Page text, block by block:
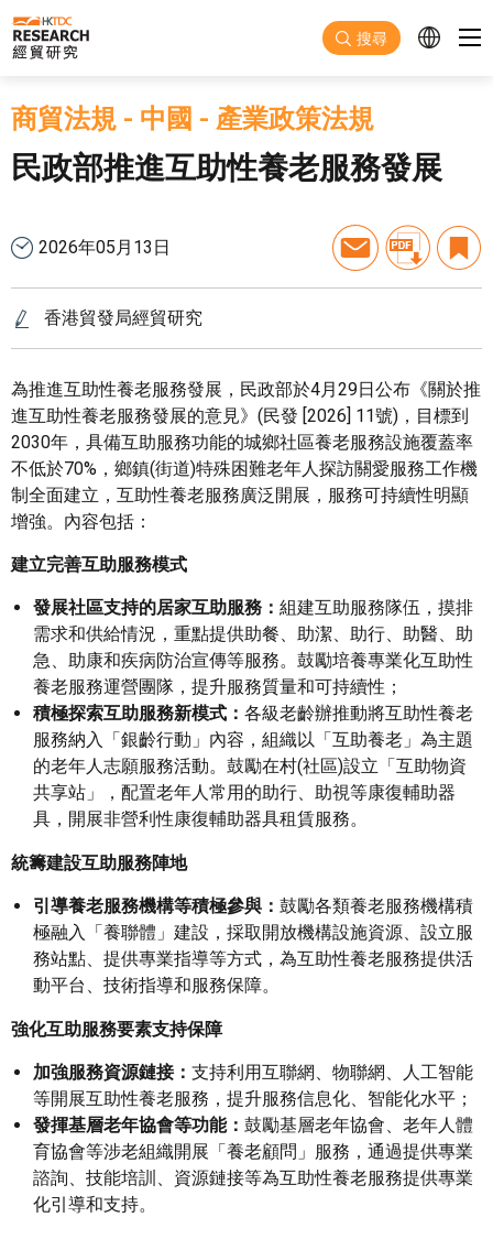
跳至主要內容
搜尋
商貿法規 - 中國 - 產業政策法規
民政部推進互助性養老服務發展
2026年05月13日
香港貿發局經貿研究
為推進互助性養老服務發展，民政部於4月29日公布《關於推
進互助性養老服務發展的意見》(民發 [2026] 11號)，目標到
2030年，具備互助服務功能的城鄉社區養老服務設施覆蓋率
不低於70%，鄉鎮(街道)特殊困難老年人探訪關愛服務工作機
制全面建立，互助性養老服務廣泛開展，服務可持續性明顯
增強。內容包括：
建立完善互助服務模式
發展社區支持的居家互助服務： 組建互助服務隊伍，摸排
需求和供給情況，重點提供助餐、助潔、助行、助醫、助
急、助康和疾病防治宣傳等服務。鼓勵培養專業化互助性
養老服務運營團隊，提升服務質量和可持續性；
積極探索互助服務新模式： 各級老齡辦推動將互助性養老
服務納入「銀齡行動」內容，組織以「互助養老」為主題
的老年人志願服務活動。鼓勵在村(社區)設立「互助物資
共享站」，配置老年人常用的助行、助視等康復輔助器
具，開展非營利性康復輔助器具租賃服務。
統籌建設互助服務陣地
引導養老服務機構等積極參與： 鼓勵各類養老服務機構積
極融入「養聯體」建設，採取開放機構設施資源、設立服
務站點、提供專業指導等方式，為互助性養老服務提供活
動平台、技術指導和服務保障。
強化互助服務要素支持保障
加強服務資源鏈接： 支持利用互聯網、物聯網、人工智能
等開展互助性養老服務，提升服務信息化、智能化水平；
發揮基層老年協會等功能： 鼓勵基層老年協會、老年人體
育協會等涉老組織開展「養老顧問」服務，通過提供專業
諮詢、技能培訓、資源鏈接等為互助性養老服務提供專業
化引導和支持。